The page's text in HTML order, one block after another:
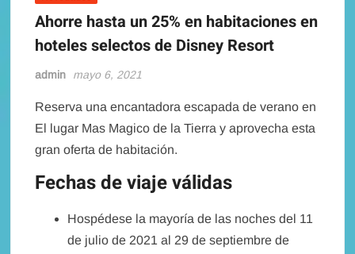
Ahorre hasta un 25% en habitaciones en
hoteles selectos de Disney Resort
admin mayo 6, 2021
Reserva una encantadora escapada de verano en
El lugar Mas Magico de la Tierra y aprovecha esta
gran oferta de habitación.
Fechas de viaje válidas
Hospédese la mayoría de las noches del 11
de julio de 2021 al 29 de septiembre de